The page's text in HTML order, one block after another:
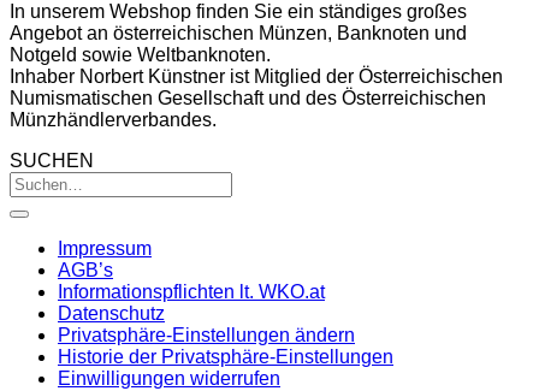
In unserem Webshop finden Sie ein ständiges großes
Angebot an österreichischen Münzen, Banknoten und
Notgeld sowie Weltbanknoten.
Inhaber Norbert Künstner ist Mitglied der Österreichischen
Numismatischen Gesellschaft und des Österreichischen
Münzhändlerverbandes.
SUCHEN
Impressum
AGB’s
Informationspflichten lt. WKO.at
Datenschutz
Privatsphäre-Einstellungen ändern
Historie der Privatsphäre-Einstellungen
Einwilligungen widerrufen